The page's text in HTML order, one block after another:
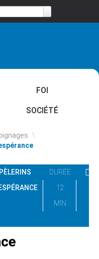
FOI
SOCIÉTÉ
\
PÈLERINS
DURÉE
12
MIN